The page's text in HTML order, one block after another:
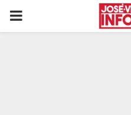
PRIMARY